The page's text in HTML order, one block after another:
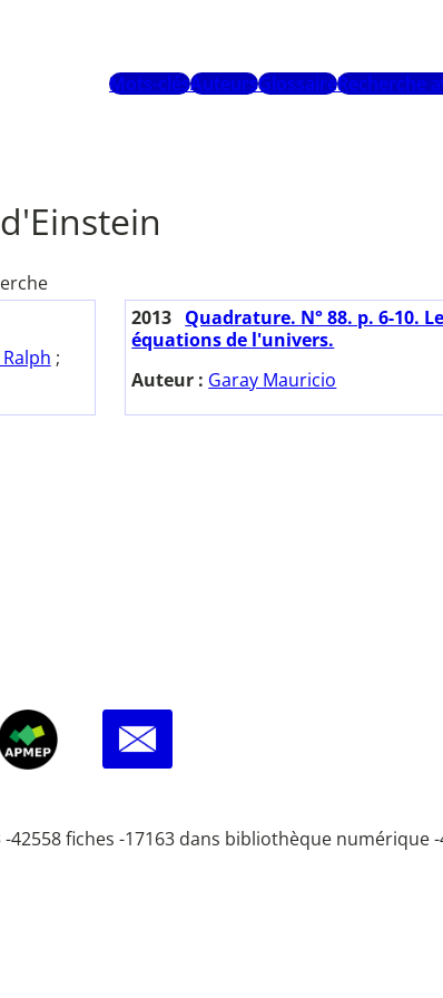
Mots-clésAuteursGlossaireRecherche
;
2013 Quadrature. N° 88. p. 6-10.
équations de l'univers.
Auteur : Garay Mauricio
-42558 fiches -17163 dans bibliothèque numérique -